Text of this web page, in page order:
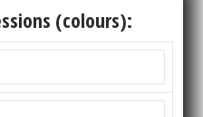
(colours):